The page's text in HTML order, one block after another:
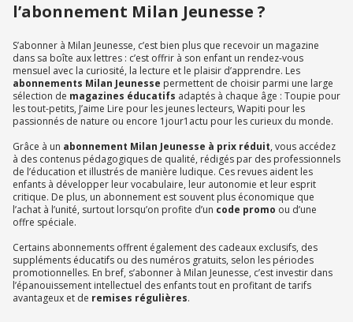
l’abonnement Milan Jeunesse ?
S’abonner à Milan Jeunesse, c’est bien plus que recevoir un magazine
dans sa boîte aux lettres : c’est offrir à son enfant un rendez-vous
mensuel avec la curiosité, la lecture et le plaisir d’apprendre. Les
abonnements Milan Jeunesse permettent de choisir parmi une large
sélection de magazines éducatifs adaptés à chaque âge : Toupie pour
les tout-petits, J’aime Lire pour les jeunes lecteurs, Wapiti pour les
passionnés de nature ou encore 1jour1actu pour les curieux du monde.
Grâce à un abonnement Milan Jeunesse à prix réduit, vous accédez
à des contenus pédagogiques de qualité, rédigés par des professionnels
de l’éducation et illustrés de manière ludique. Ces revues aident les
enfants à développer leur vocabulaire, leur autonomie et leur esprit
critique. De plus, un abonnement est souvent plus économique que
l’achat à l’unité, surtout lorsqu’on profite d’un code promo ou d’une
offre spéciale.
Certains abonnements offrent également des cadeaux exclusifs, des
suppléments éducatifs ou des numéros gratuits, selon les périodes
promotionnelles. En bref, s’abonner à Milan Jeunesse, c’est investir dans
l’épanouissement intellectuel des enfants tout en profitant de tarifs
avantageux et de remises régulières.